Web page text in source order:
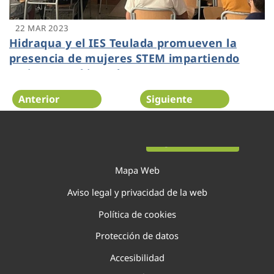
22 MAR 2023
Hidraqua y el IES Teulada promueven la
presencia de mujeres STEM impartiendo
sesiones ambientales
Anterior Siguiente
Mapa Web
Aviso legal y privacidad de la web
Política de cookies
Protección de datos
Accesibilidad